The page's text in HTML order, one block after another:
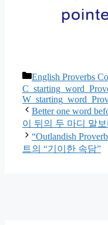
카
테
고
리
English Proverbs
Better one word
이 뒤의 두 마디 말
“Outlandish
트의 “기이한 속담”